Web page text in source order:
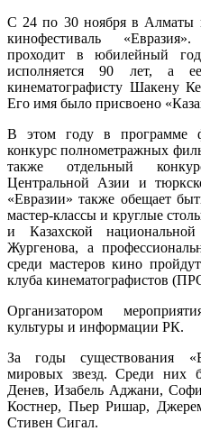
С 24 по 30 ноября в Алматы
кинофестиваль
проходит в юбилейный
исполняется 90 лет, а ее
кинематографисту Шакену
Его имя было присвоено
В этом году в программе
конкурс полнометражных
также отдельный
Центральной Азии и
«Евразии» также обещает
мастер-классы и круглые
и Казахской
Жургенова, а
среди мастеров кино
клуба кинематографистов
Организатором
культуры и информации РК.
За годы существования
мировых звезд. Среди них
Денев, Изабель Аджани,
Костнер, Пьер Ришар,
Стивен Сигал.